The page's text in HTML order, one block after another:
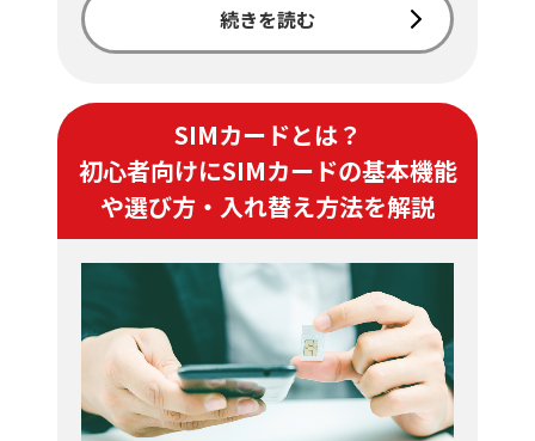
続きを読む
SIMカードとは？
初心者向けにSIMカードの基本機能
や選び方・入れ替え方法を解説